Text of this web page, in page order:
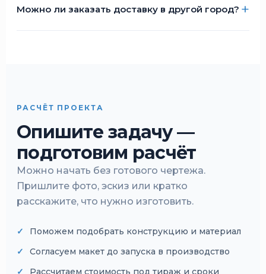
Можно ли заказать доставку в другой город?
РАСЧЁТ ПРОЕКТА
Опишите задачу —
подготовим расчёт
Можно начать без готового чертежа.
Пришлите фото, эскиз или кратко
расскажите, что нужно изготовить.
Поможем подобрать конструкцию и материал
Согласуем макет до запуска в производство
Рассчитаем стоимость под тираж и сроки